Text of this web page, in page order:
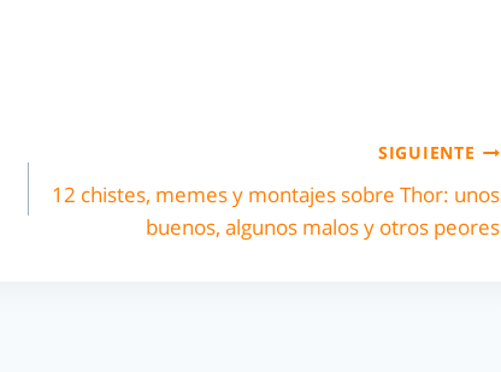
SIGUIENTE
12 chistes, memes y montajes sobre Thor: unos
buenos, algunos malos y otros peores